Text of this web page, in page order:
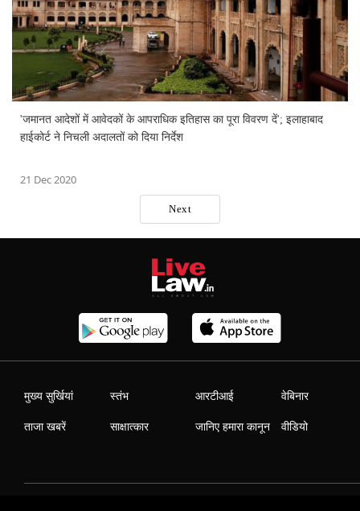
'जमानत आदेशों में आवेदकों के आपराधिक इतिहास का पूरा विवरण दें'; इलाहाबाद
हाईकोर्ट ने निचली अदालतों को दिया निर्देश
21 Dec 2020
Next
मुख्य सुर्खियां
ताजा खबरें
स्तंभ
साक्षात्कार
आरटीआई
जानिए हमारा कानून
वेबिनार
वीडियो